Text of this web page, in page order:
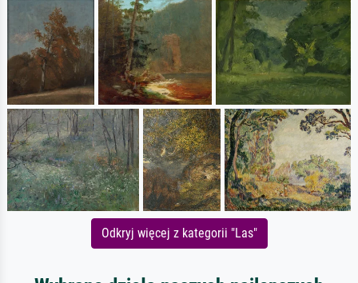
Odkryj więcej z kategorii "Las"